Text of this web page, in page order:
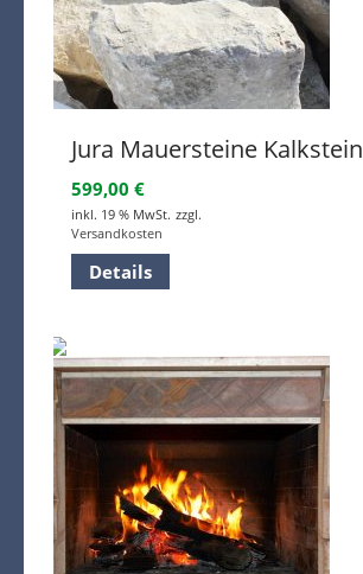
Jura Mauersteine Kalkstein
599,00 €
inkl. 19 % MwSt. zzgl.
Versandkosten
Details